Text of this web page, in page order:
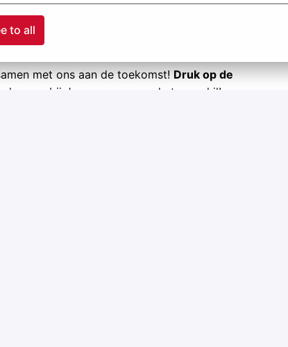
to all
met ons aan de toekomst!Druk op de
kansen bij Jansen en ervaar het verschil!